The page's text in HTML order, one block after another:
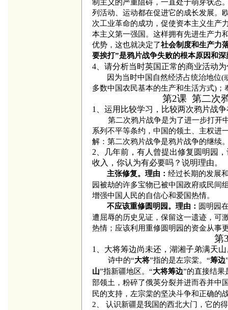
制主义的严重阻碍，一直处于萌芽状态
列活动、运动都在促进它的成长发展。
次工业革命的成功，促使资本主义生产
本主义第一强国。这样拥有先进生产力
优势，这也就决定了社会制度和生产力
要挨打”是鸦片战争失败的根本原因和
4、 请分析当时英国正常的商业活动
因为当时中国自然经济占统治地位
多数中国农民基本的生产和生活方式)
第2课 第二次
1、运用比较学习，比较两次鸦片战
第二次鸦片战争是为了进一步打开
系列不平等条约，中国的领土、主权进
解：第二次鸦片战争是鸦片战争的继续
2、几年前，有人曾提出修复圆明园
收入，你认为有必要吗？说明理由。
主张修复。理由： 经过长期的发展
园被劫的许多宝物已被中国政府或民间
增强中国人民的自信心和爱国热情。
不应该重修圆明园。理由： 圆明园
遭屈辱的历史见证，保留这一遗迹，可
热情；应该利用重修圆明园的资金从事
第
1、大将筹边尚未还，湖湘子弟满天
诗中的“大将”指的是左宗棠。“筹边
山”指新疆地区。“大将筹边”的直接结果
部领土，粉碎了俄英分裂并进而吞并中
民的支持，左宗棠的坚决斗争和正确的
2、 认识新疆是我国的西北大门，它的